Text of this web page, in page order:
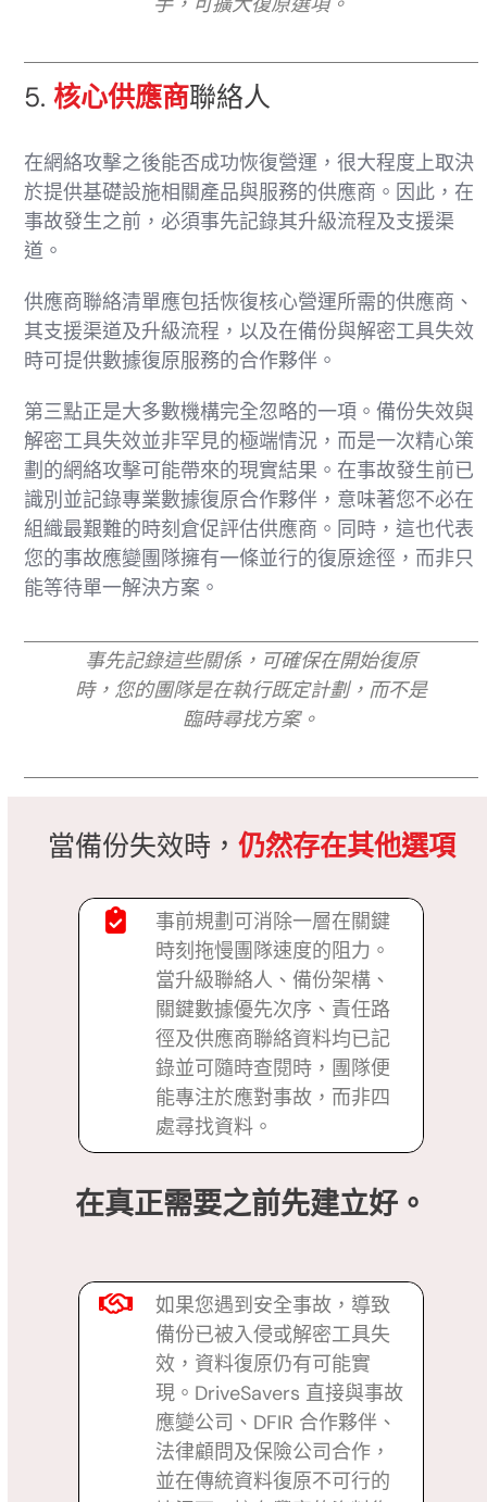
5.核心供應商聯絡人
在網絡攻擊之後能否成功恢復營運，很大程度上取決
於提供基礎設施相關產品與服務的供應商。因此，在
事故發生之前，必須事先記錄其升級流程及支援渠
道。
供應商聯絡清單應包括恢復核心營運所需的供應商、
其支援渠道及升級流程，以及在備份與解密工具失效
時可提供數據復原服務的合作夥伴。
第三點正是大多數機構完全忽略的一項。備份失效與
解密工具失效並非罕見的極端情況，而是一次精心策
劃的網絡攻擊可能帶來的現實結果。在事故發生前已
識別並記錄專業數據復原合作夥伴，意味著您不必在
組織最艱難的時刻倉促評估供應商。同時，這也代表
您的事故應變團隊擁有一條並行的復原途徑，而非只
能等待單一解決方案。
事先記錄這些關係，可確保在開始復原
時，您的團隊是在執行既定計劃，而不是
臨時尋找方案。
當備份失效時， 仍然存在其他選項
事前規劃可消除一層在關鍵
時刻拖慢團隊速度的阻力。
當升級聯絡人、備份架構、
關鍵數據優先次序、責任路
徑及供應商聯絡資料均已記
錄並可隨時查閱時，團隊便
能專注於應對事故，而非四
處尋找資料。
在真正需要之前先建立好。
如果您遇到安全事故，導致
備份已被入侵或解密工具失
效，資料復原仍有可能實
現。DriveSavers 直接與事故
應變公司、DFIR 合作夥伴、
法律顧問及保險公司合作，
並在傳統資料復原不可行的